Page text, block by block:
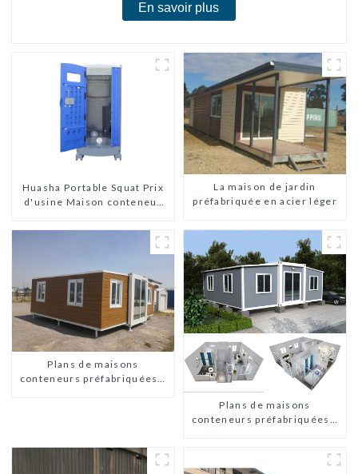
En savoir plus
Huasha Portable Squat Prix
d'usine Maison conteneur
Toilettes préfabriquées
Personnalisée
La maison de jardin
préfabriquée en acier léger
Plans de maisons
conteneurs préfabriquées à
Plans de maisons
conteneurs préfabriquées à